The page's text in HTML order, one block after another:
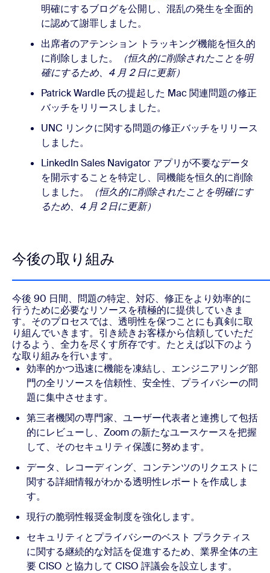
明確にするブログを公開し、混乱の発生を全面的
に認めて謝罪しました。
出席者のアテンション トラッキング機能を恒久的
に削除しました。
（恒久的に削除されたことを明
確にするため、4 月 2 日に更新）
Patrick Wardle 氏の提起した Mac 関連問題の修正
バッチをリリースしました。
UNC リンクに関する問題の修正バッチをリリース
しました。
LinkedIn Sales Navigator アプリが不要なデータ
を開示することを特定し、同機能を恒久的に削除
しました。
（恒久的に削除されたことを明確にす
るため、4 月 2 日に更新）
今後の取り組み
今後 90 日間、問題の特定、対応、修正をより効率的に
行うために必要なリソースを積極的に提供していきま
す。そのプロセスでは、透明性を保つことにも真剣に取
り組んでいきます。引き続きお客様から信頼していただ
けるよう、全力を尽くす所存です。たとえば以下のよう
な取り組みを行います。
効率的かつ迅速に機能を凍結し、エンジニアリング部
門の全リソースを信頼性、安全性、プライバシーの問
題に集中させます。
第三者機関の専門家、ユーザー代表者と連携して包括
的にレビューし、Zoom の新たなユースケースを把握
して、そのセキュリティ保護に努めます。
データ、レコーディング、コンテンツのリクエストに
関する詳細情報がわかる透明性レポートを作成しま
す。
現行の脆弱性報奨金制度を強化します。
セキュリティとプライバシーのベスト プラクティス
に関する継続的な対話を促進するため、業界全体の主
要 CISO と協力して CISO 評議会を設立します。